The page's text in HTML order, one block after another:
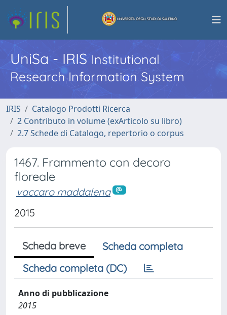
UniSa - IRISInstitutional
Research Information System
IRIS
Catalogo Prodotti Ricerca
2 Contributo in volume (exArticolo su libro)
2.7 Schede di Catalogo, repertorio o corpus
1467. Frammento con decoro
floreale
vaccaro maddalena
2015
Scheda breve
Scheda completa
Scheda completa (DC)
Anno di pubblicazione
2015